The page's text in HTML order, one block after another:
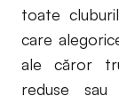
toate
care
ale căror
reduse